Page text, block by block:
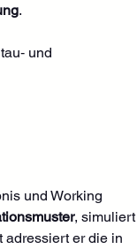
.
und
und Working
, simuliert
adressiert er die in